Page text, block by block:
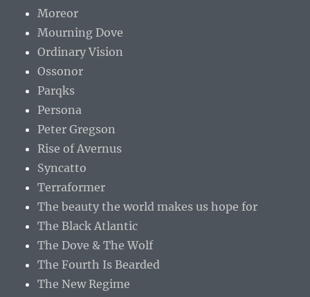
Moreor
Mourning Dove
Ordinary Vision
Ossonor
Parqks
Persona
Peter Gregson
Rise of Avernus
Syncatto
Terraformer
The beauty the world makes us hope for
The Black Atlantic
The Dove & The Wolf
The Fourth Is Bearded
The New Regime